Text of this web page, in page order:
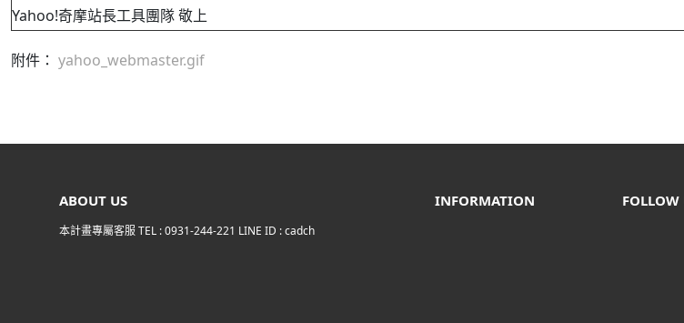
Yahoo!奇摩站長工具團隊 敬上
附件： yahoo_webmaster.gif
ABOUT US
本計畫專屬客服 TEL :0931-244-221 LINE ID :cadch
INFORMATION FOLLOW